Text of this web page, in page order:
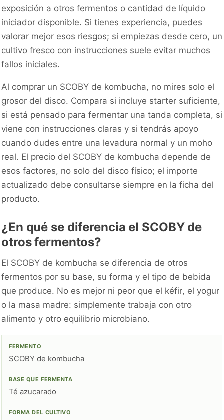
exposición a otros fermentos o cantidad de líquido
iniciador disponible. Si tienes experiencia, puedes
valorar mejor esos riesgos; si empiezas desde cero, un
cultivo fresco con instrucciones suele evitar muchos
fallos iniciales.
Al comprar un SCOBY de kombucha, no mires solo el
grosor del disco. Compara si incluye starter suficiente,
si está pensado para fermentar una tanda completa, si
viene con instrucciones claras y si tendrás apoyo
cuando dudes entre una levadura normal y un moho
real. El precio del SCOBY de kombucha depende de
esos factores, no solo del disco físico; el importe
actualizado debe consultarse siempre en la ficha del
producto.
¿En qué se diferencia el SCOBY de
otros fermentos?
El SCOBY de kombucha se diferencia de otros
fermentos por su base, su forma y el tipo de bebida
que produce. No es mejor ni peor que el kéfir, el yogur
o la masa madre: simplemente trabaja con otro
alimento y otro equilibrio microbiano.
SCOBY de kombucha
Té azucarado